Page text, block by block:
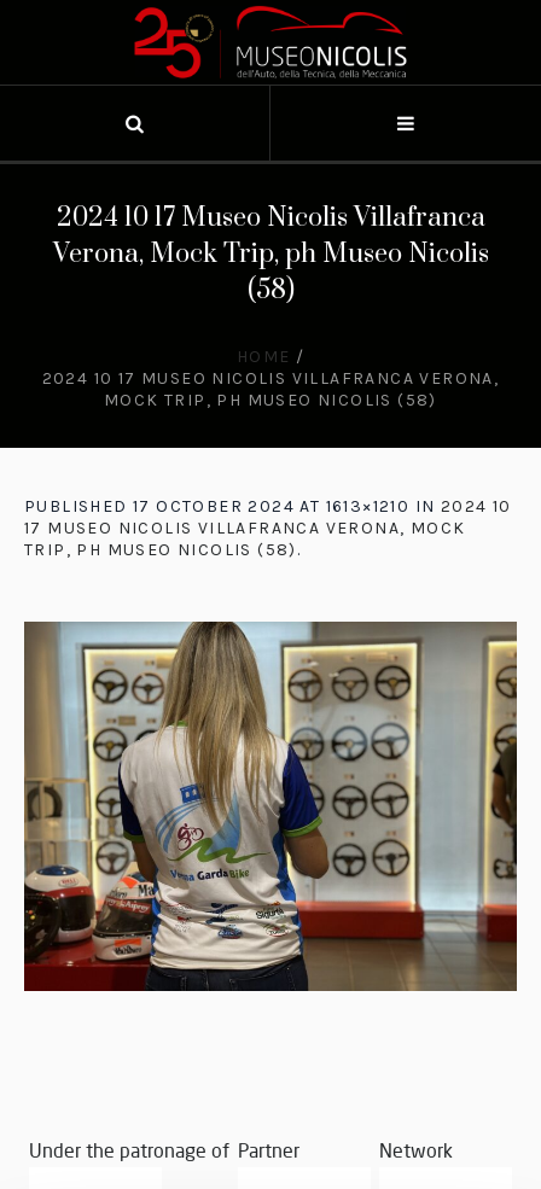
2024 10 17 Museo Nicolis Villafranca
Verona, Mock Trip, ph Museo Nicolis
(58)
HOME /
2024 10 17 MUSEO NICOLIS VILLAFRANCA VERONA,
MOCK TRIP, PH MUSEO NICOLIS (58)
PUBLISHED 17 OCTOBER 2024 AT 1613×1210 IN 2024 10
17 MUSEO NICOLIS VILLAFRANCA VERONA, MOCK
TRIP, PH MUSEO NICOLIS (58) .
Under the patronage of Partner Network